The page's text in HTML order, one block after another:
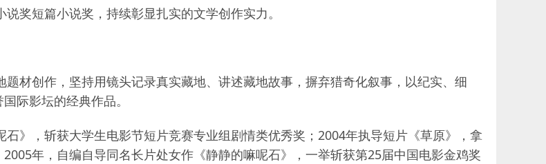
奖短篇小说奖，持续彰显扎实的文学创作实力。
材创作，坚持用镜头记录真实藏地、讲述藏地故事，摒弃猎奇化叙事，以纪实、细
际影坛的经典作品。
》，斩获大学生电影节短片竞赛专业组剧情类优秀奖；2004年执导短片《草原》，拿
年，自编自导同名长片处女作《静静的嘛呢石》，一举斩获第25届中国电影金鸡奖